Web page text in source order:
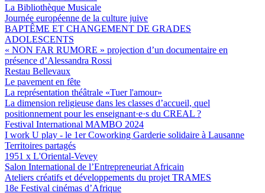
La Bibliothèque Musicale
Journée européenne de la culture juive
BAPTÊME ET CHANGEMENT DE GRADES
ADOLESCENTS
« NON FAR RUMORE » projection d’un documentaire en
présence d’Alessandra Rossi
Restau Bellevaux
Le pavement en fête
La représentation théâtrale «Tuer l'amour»
La dimension religieuse dans les classes d’accueil, quel
positionnement pour les enseignant·e·s du CREAL ?
Festival International MAMBO 2024
I work U play - le 1er Coworking Garderie solidaire à Lausanne
Territoires partagés
1951 x L'Oriental-Vevey
Salon International de l’Entrepreneuriat Africain
Ateliers créatifs et développements du projet TRAMES
18e Festival cinémas d’Afrique